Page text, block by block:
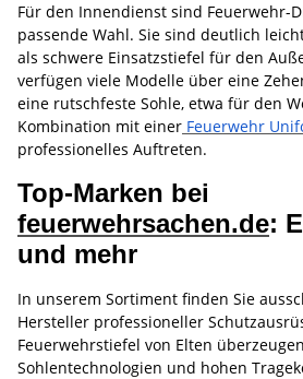
Für den Innendienst sind Feuerwehr-
passende Wahl. Sie sind deutlich
als schwere Einsatzstiefel für den
verfügen viele Modelle über eine
eine rutschfeste Sohle, etwa für den
Kombination mit einer Feuerwehr
professionelles Auftreten.
Top-Marken bei
feuerwehrsachen.de:
und mehr
In unserem Sortiment finden Sie
Hersteller professioneller
Feuerwehrstiefel von Elten
Sohlentechnologien und hohen